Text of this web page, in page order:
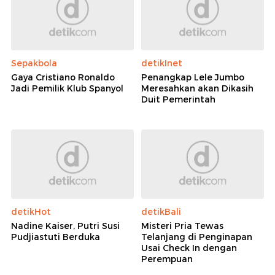
Sepakbola
Gaya Cristiano Ronaldo
Jadi Pemilik Klub Spanyol
detikInet
Penangkap Lele Jumbo
Meresahkan akan Dikasih
Duit Pemerintah
detikHot
Nadine Kaiser, Putri Susi
Pudjiastuti Berduka
detikBali
Misteri Pria Tewas
Telanjang di Penginapan
Usai Check In dengan
Perempuan